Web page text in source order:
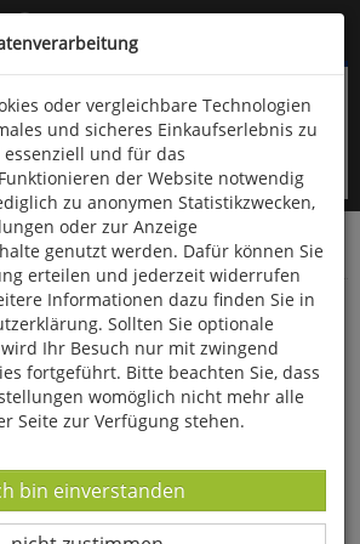
Seite überspringen
oder (06766) 9323-960
Literatur Diverses
des Katers Murr
oder vergleichbare Technologien
und sicheres Einkaufserlebnis zu
und für das
der Website notwendig
zu anonymen Statistikzwecken,
oder zur Anzeige
genutzt werden. Dafür können Sie
erteilen und jederzeit widerrufen
Informationen dazu finden Sie in
Sollten Sie optionale
Ihr Besuch nur mit zwingend
fortgeführt. Bitte beachten Sie, dass
womöglich nicht mehr alle
Seite zur Verfügung stehen.
-
bin einverstanden